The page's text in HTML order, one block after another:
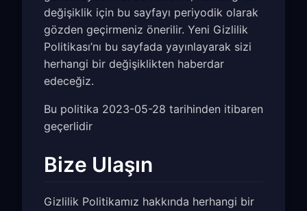
değişiklik için bu sayfayı periyodik olarak
gözden geçirmeniz önerilir. Yeni Gizlilik
Politikası’nı bu sayfada yayınlayarak sizi
herhangi bir değişiklikten haberdar
edeceğiz.
Bu politika 2023-05-28 tarihinden itibaren
geçerlidir
Bize Ulaşın
Gizlilik Politikamız hakkında herhangi bir